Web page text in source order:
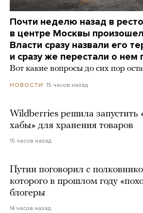
Почти неделю назад в
в центре Москвы
Власти сразу назвали его
и сразу же перестали о нем
Вот какие вопросы до сих пор
НОВОСТИ 15 часов назад
Wildberries решила запустить
хабы» для хранения товаров
15 часов назад
Путин поговорил с
которого в прошлом году
блогеры
14 часов назад